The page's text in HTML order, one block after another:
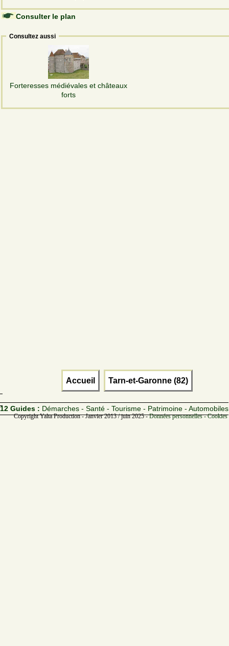
Consulter le plan
Consultez aussi
Forteresses médiévales et châteaux
forts
Accueil Tarn-et-Garonne (82)
12 Guides : Démarches - Santé - Tourisme - Patrimoine - Automobiles
Copyright Yalta Production - Janvier 2013 / juin 2025 -Données personnelles -